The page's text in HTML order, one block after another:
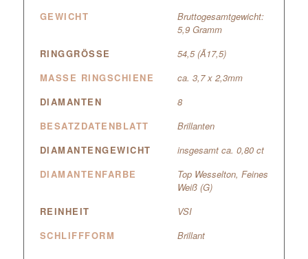
GEWICHT
Bruttogesamtgewicht:
5,9 Gramm
RINGGRÖSSE
54,5 (Ã17,5)
MASSE RINGSCHIENE
ca. 3,7 x 2,3mm
DIAMANTEN
8
BESATZDATENBLATT
Brillanten
DIAMANTENGEWICHT
insgesamt ca. 0,80 ct
DIAMANTENFARBE
Top Wesselton, Feines
Weiß (G)
REINHEIT
VSI
SCHLIFFFORM
Brillant